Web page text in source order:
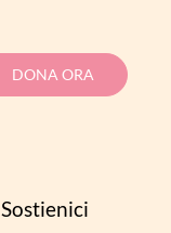
DONA ORA
Sostienici